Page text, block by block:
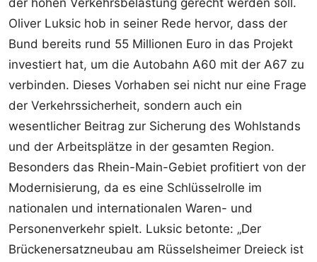
der hohen Verkehrsbelastung gerecht werden soll.
Oliver Luksic hob in seiner Rede hervor, dass der
Bund bereits rund 55 Millionen Euro in das Projekt
investiert hat, um die Autobahn A60 mit der A67 zu
verbinden. Dieses Vorhaben sei nicht nur eine Frage
der Verkehrssicherheit, sondern auch ein
wesentlicher Beitrag zur Sicherung des Wohlstands
und der Arbeitsplätze in der gesamten Region.
Besonders das Rhein-Main-Gebiet profitiert von der
Modernisierung, da es eine Schlüsselrolle im
nationalen und internationalen Waren- und
Personenverkehr spielt. Luksic betonte: „Der
Brückenersatzneubau am Rüsselsheimer Dreieck ist